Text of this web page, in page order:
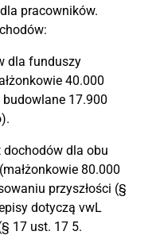
pracowników.
dla funduszy
40.000
17.900
dla obu
80.000
przyszłości (§
dotyczą vwL
17 ust. 17 5.